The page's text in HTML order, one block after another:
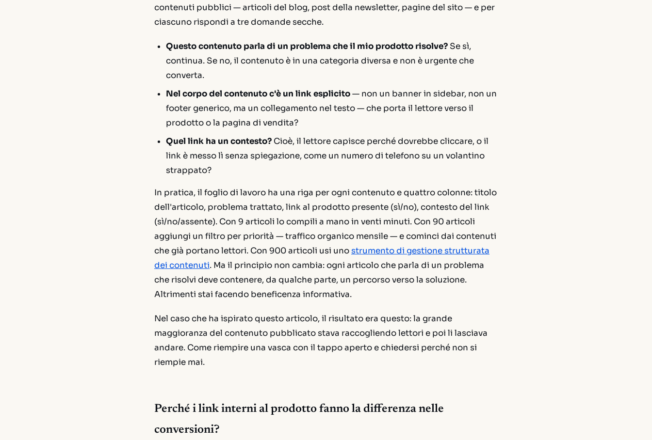
contenuti pubblici — articoli del blog, post della newsletter, pagine del sito — e per
ciascuno rispondi a tre domande secche.
Questo contenuto parla di un problema che il mio prodotto risolve? Se sì,
continua. Se no, il contenuto è in una categoria diversa e non è urgente che
converta.
Nel corpo del contenuto c'è un link esplicito— non un banner in sidebar, non un
footer generico, ma un collegamento nel testo — che porta il lettore verso il
prodotto o la pagina di vendita?
Quel link ha un contesto? Cioè, il lettore capisce perché dovrebbe cliccare, o il
link è messo lì senza spiegazione, come un numero di telefono su un volantino
strappato?
In pratica, il foglio di lavoro ha una riga per ogni contenuto e quattro colonne: titolo
dell'articolo, problema trattato, link al prodotto presente (sì/no), contesto del link
(sì/no/assente). Con 9 articoli lo compili a mano in venti minuti. Con 90 articoli
aggiungi un filtro per priorità — traffico organico mensile — e cominci dai contenuti
che già portano lettori. Con 900 articoli usi unostrumento di gestione strutturata
dei contenuti. Ma il principio non cambia: ogni articolo che parla di un problema
che risolvi deve contenere, da qualche parte, un percorso verso la soluzione.
Altrimenti stai facendo beneficenza informativa.
Nel caso che ha ispirato questo articolo, il risultato era questo: la grande
maggioranza del contenuto pubblicato stava raccogliendo lettori e poi li lasciava
andare. Come riempire una vasca con il tappo aperto e chiedersi perché non si
riempie mai.
Perché i link interni al prodotto fanno la differenza nelle
conversioni?